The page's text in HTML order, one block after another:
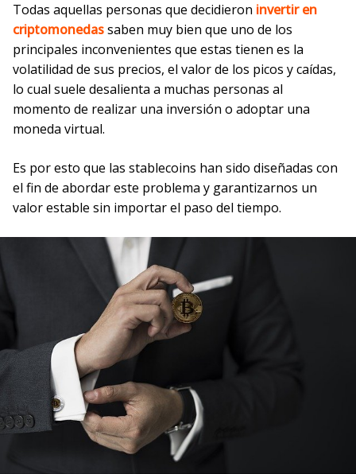
Todas aquellas personas que decidieron invertir en
criptomonedassaben muy bien que uno de los
principales inconvenientes que estas tienen es la
volatilidad de sus precios, el valor de los picos y caídas,
lo cual suele desalienta a muchas personas al
momento de realizar una inversión o adoptar una
moneda virtual.
Es por esto que las stablecoins han sido diseñadas con
el fin de abordar este problema y garantizarnos un
valor estable sin importar el paso del tiempo.